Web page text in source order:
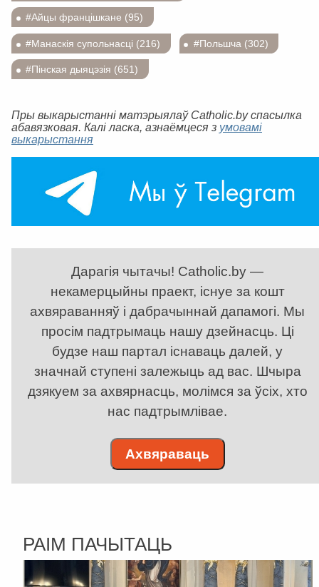
#Айцы францішкане (95)
#Манаскія супольнасці (216) #Польшча (302)
#Пінская дыяцэзія (651)
Пры выкарыстанні матэрыялаў Catholic.by спасылка
абавязковая. Калі ласка, азнаёмцеся з умовамі
выкарыстання
Дарагія чытачы! Catholic.by —
некамерцыйны праект, існуе за кошт
ахвяраванняў і дабрачыннай дапамогі. Мы
просім падтрымаць нашу дзейнасць. Ці
будзе наш партал існаваць далей, у
значнай ступені залежыць ад вас. Шчыра
дзякуем за ахвярнасць, молімся за ўсіх, хто
нас падтрымлівае.
Ахвяраваць
РАІМ ПАЧЫТАЦЬ